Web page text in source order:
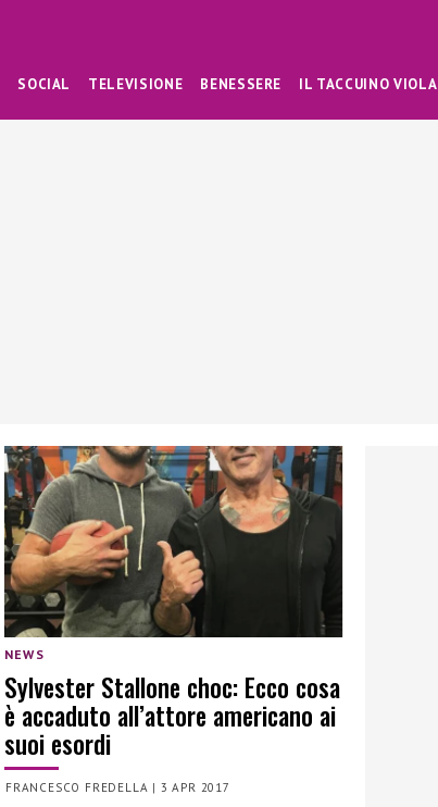
SOCIAL TELEVISIONE BENESSERE IL TACCUINO VIOLA
NEWS
Sylvester Stallone choc: Ecco cosa
è accaduto all’attore americano ai
suoi esordi
FRANCESCO FREDELLA | 3 APR 2017